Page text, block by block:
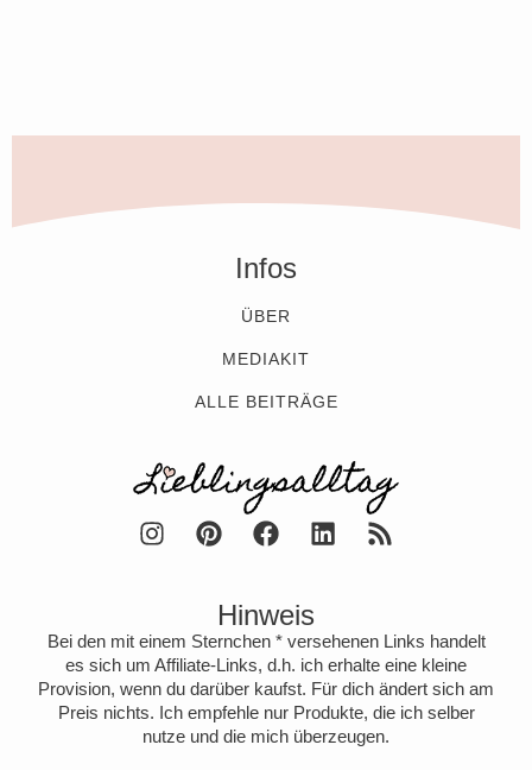
Infos
ÜBER
MEDIAKIT
ALLE BEITRÄGE
Hinweis
Bei den mit einem Sternchen * versehenen Links handelt
es sich um Affiliate-Links, d.h. ich erhalte eine kleine
Provision, wenn du darüber kaufst. Für dich ändert sich am
Preis nichts. Ich empfehle nur Produkte, die ich selber
nutze und die mich überzeugen.